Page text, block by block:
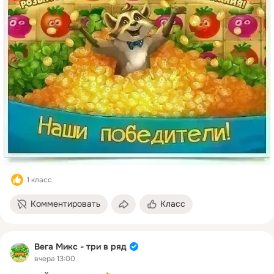
Елена Денисова(Терновая) -
https://ok.ru/profile/331680822419
Сергей Кузьмин - https://ok.ru/profile/599858311996
Ольга Патрина - https://ok.ru/profile/589586779710
Тим Крейда - https://ok.ru/profile/588690139448
ОКСАНА Белоусова - https://ok.ru/profile/510632144956
Аксёнова Шабурова - https://ok.ru/profile/582742451113
Получите свои 50 ОК!
1 класс
Комментировать Класс
Вега Микс - три в ряд
вчера 13:00